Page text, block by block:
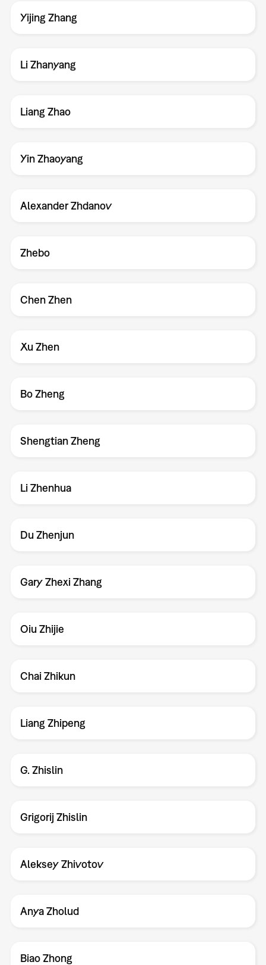
Yijing Zhang
Li Zhanyang
Liang Zhao
Yin Zhaoyang
Alexander Zhdanov
Zhebo
Chen Zhen
Xu Zhen
Bo Zheng
Shengtian Zheng
Li Zhenhua
Du Zhenjun
Gary Zhexi Zhang
Oiu Zhijie
Chai Zhikun
Liang Zhipeng
G. Zhislin
Grigorij Zhislin
Aleksey Zhivotov
Anya Zholud
Biao Zhong